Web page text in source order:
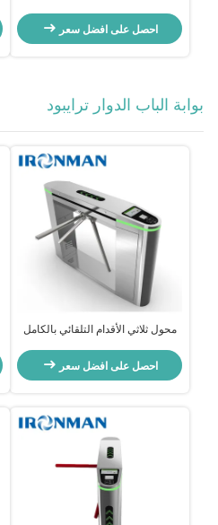
مزدوجة
احصل على افضل سعر
بوابة الباب الدوار ترايبود
محول ثلاثي الأقدام التلقائي بالكامل
احصل على افضل سعر